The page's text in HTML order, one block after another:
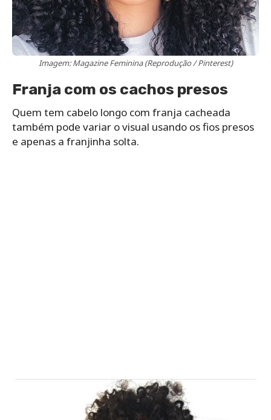
Imagem: Magazine Feminina (Reprodução / Pinterest)
Franja com os cachos presos
Quem tem cabelo longo com franja cacheada
também pode variar o visual usando os fios presos
e apenas a franjinha solta.